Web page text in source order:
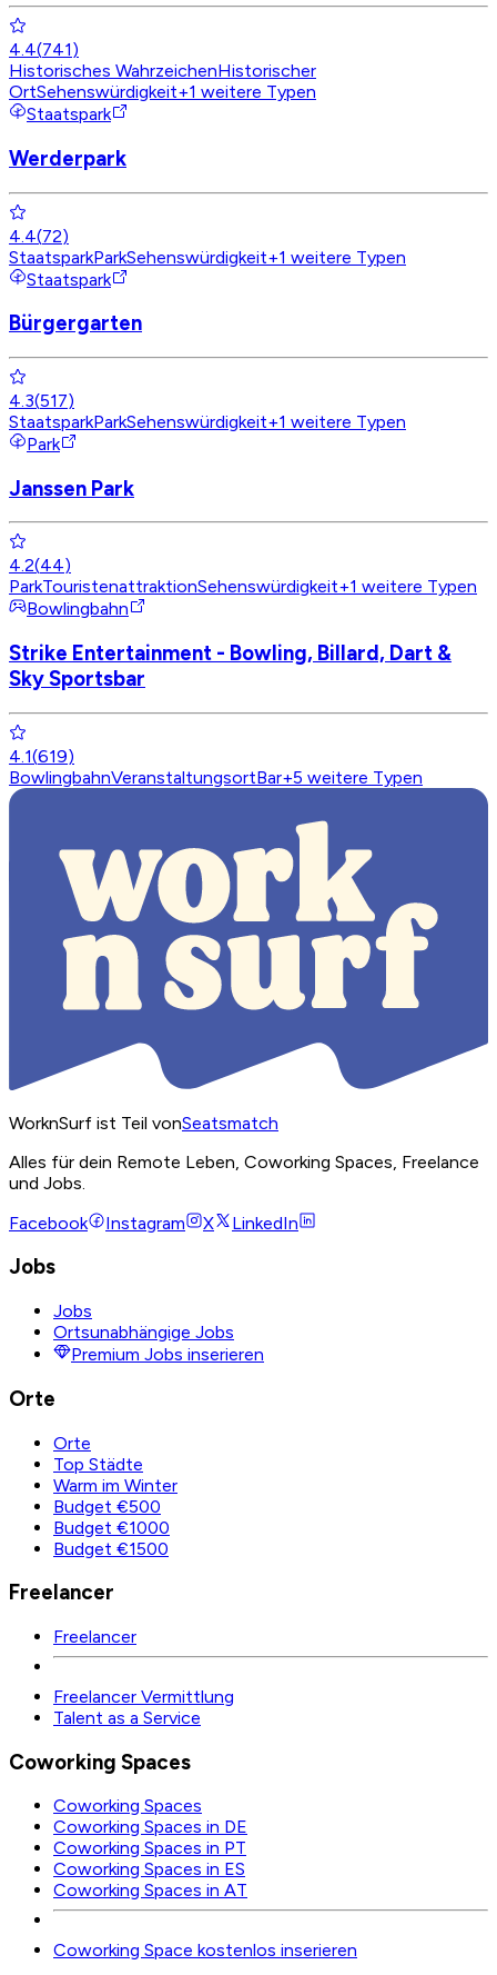
4.4(741)
Historisches WahrzeichenHistorischer
OrtSehenswürdigkeit+1 weitere Typen
Staatspark
Werderpark
4.4(72)
StaatsparkParkSehenswürdigkeit+1 weitere Typen
Staatspark
Bürgergarten
4.3(517)
StaatsparkParkSehenswürdigkeit+1 weitere Typen
Park
Janssen Park
4.2(44)
ParkTouristenattraktionSehenswürdigkeit+1 weitere Typen
Bowlingbahn
Strike Entertainment - Bowling, Billard, Dart &
Sky Sportsbar
4.1(619)
BowlingbahnVeranstaltungsortBar+5 weitere Typen
WorknSurf ist Teil vonSeatsmatch
Alles für dein Remote Leben, Coworking Spaces, Freelance
und Jobs.
Facebook
Instagram X LinkedIn
Jobs
Jobs
Ortsunabhängige Jobs
Premium Jobs inserieren
Orte
Orte
Top Städte
Warm im Winter
Budget €500
Budget €1000
Budget €1500
Freelancer
Freelancer
Freelancer Vermittlung
Talent as a Service
Coworking Spaces
Coworking Spaces
Coworking Spaces in DE
Coworking Spaces in PT
Coworking Spaces in ES
Coworking Spaces in AT
Coworking Space kostenlos inserieren